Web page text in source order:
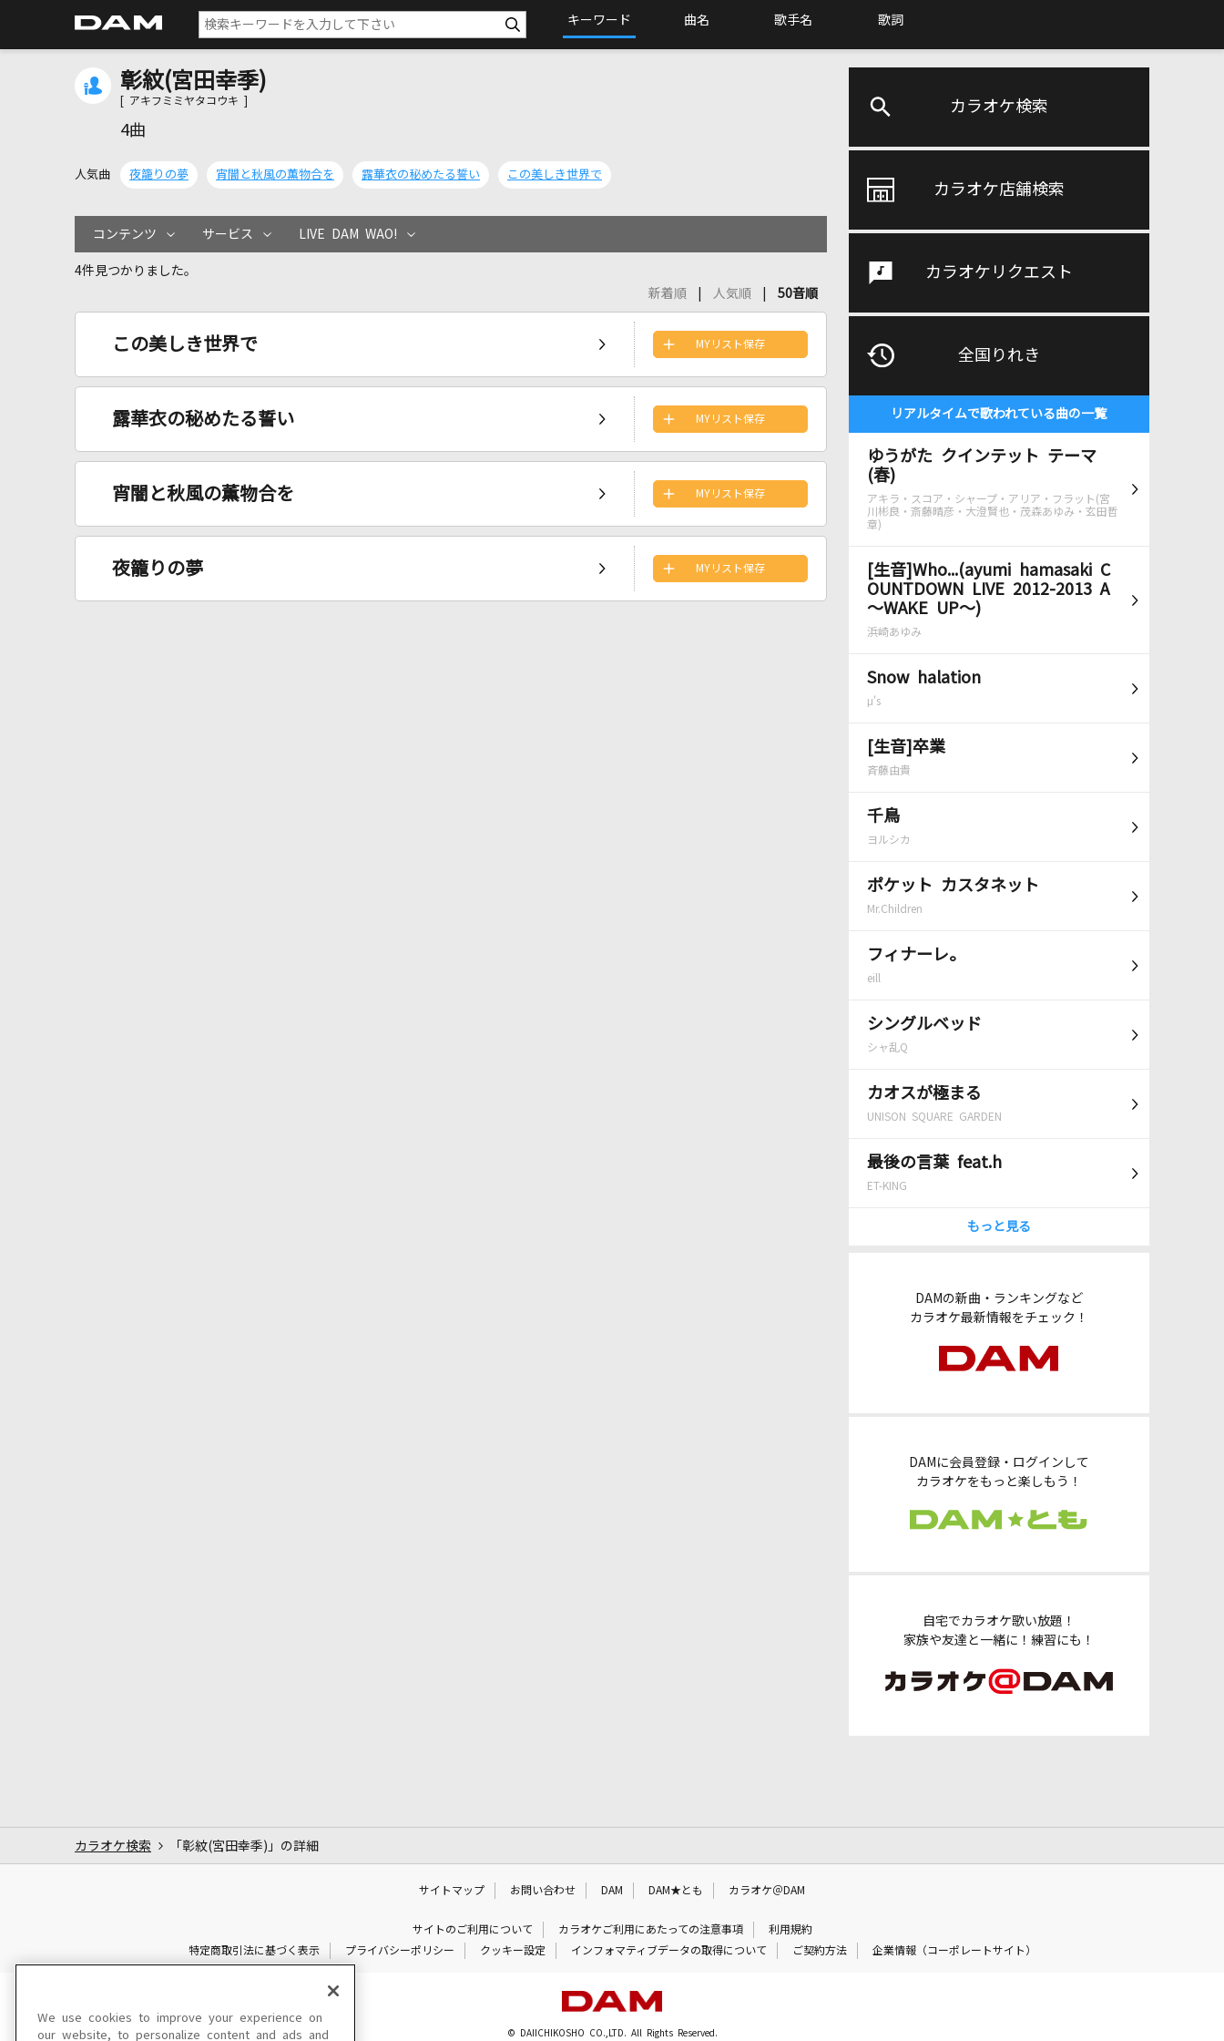
キーワード 曲名 歌手名 歌詞
カラオケ検索
カラオケ店舗検索
カラオケリクエスト
全国りれき
リアルタイムで歌われている曲の一覧
ゆうがた クインテット テーマ
(春)
アキラ・スコア・シャープ・アリア・フラット(宮
川彬良・斎藤晴彦・大澄賢也・茂森あゆみ・玄田哲
章)
[生音]Who...(ayumi hamasaki C
OUNTDOWN LIVE 2012-2013 A
～WAKE UP～)
浜崎あゆみ
Snow halation
μ's
[生音]卒業
斉藤由貴
千鳥
ヨルシカ
ポケット カスタネット
Mr.Children
フィナーレ。
eill
シングルベッド
シャ乱Q
カオスが極まる
UNISON SQUARE GARDEN
最後の言葉 feat.h
ET-KING
もっと見る
DAMの新曲・ランキングなど
カラオケ最新情報をチェック！
DAMに会員登録・ログインして
カラオケをもっと楽しもう！
自宅でカラオケ歌い放題！
家族や友達と一緒に！練習にも！
彰紋(宮田幸季)
[ アキフミミヤタコウキ ]
4曲
人気曲 夜籠りの夢 宵闇と秋風の薫物合を 露華衣の秘めたる誓い この美しき世界で
コンテンツ サービス LIVE DAM WAO!
4件見つかりました。
新着順
人気順 50音順
この美しき世界で MYリスト保存
露華衣の秘めたる誓い MYリスト保存
宵闇と秋風の薫物合を MYリスト保存
夜籠りの夢 MYリスト保存
カラオケ検索 「彰紋(宮田幸季)」の詳細
サイトマップ お問い合わせ DAM DAM★とも カラオケ＠DAM
サイトのご利用について カラオケご利用にあたっての注意事項
利用規約
特定商取引法に基づく表示
プライバシーポリシー クッキー設定 インフォマティブデータの取得について ご契約方法 企業情報（コーポレートサイト）
© DAIICHIKOSHO CO.,LTD. All Rights Reserved.
We use cookies to improve your experience on
our website, to personalize content and ads and